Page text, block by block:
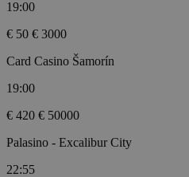
19:00
€ 50 € 3000
Card Casino Šamorín
19:00
€ 420 € 50000
Palasino - Excalibur City
22:55